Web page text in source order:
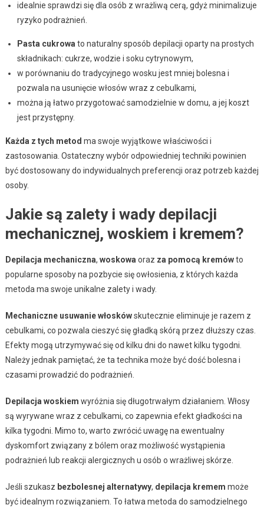
idealnie sprawdzi się dla osób z wrażliwą cerą, gdyż minimalizuje
ryzyko podrażnień.
Pasta cukrowa to naturalny sposób depilacji oparty na prostych
składnikach: cukrze, wodzie i soku cytrynowym,
w porównaniu do tradycyjnego wosku jest mniej bolesna i
pozwala na usunięcie włosów wraz z cebulkami,
można ją łatwo przygotować samodzielnie w domu, a jej koszt
jest przystępny.
Każda z tych metod ma swoje wyjątkowe właściwości i
zastosowania. Ostateczny wybór odpowiedniej techniki powinien
być dostosowany do indywidualnych preferencji oraz potrzeb każdej
osoby.
Jakie są zalety i wady depilacji
mechanicznej, woskiem i kremem?
Depilacja mechaniczna, woskowa oraz za pomocą kremówto
popularne sposoby na pozbycie się owłosienia, z których każda
metoda ma swoje unikalne zalety i wady.
Mechaniczne usuwanie włoskówskutecznie eliminuje je razem z
cebulkami, co pozwala cieszyć się gładką skórą przez dłuższy czas.
Efekty mogą utrzymywać się od kilku dni do nawet kilku tygodni.
Należy jednak pamiętać, że ta technika może być dość bolesna i
czasami prowadzić do podrażnień.
Depilacja woskiem wyróżnia się długotrwałym działaniem. Włosy
są wyrywane wraz z cebulkami, co zapewnia efekt gładkości na
kilka tygodni. Mimo to, warto zwrócić uwagę na ewentualny
dyskomfort związany z bólem oraz możliwość wystąpienia
podrażnień lub reakcji alergicznych u osób o wrażliwej skórze.
Jeśli szukasz bezbolesnej alternatywy, depilacja kremem może
być idealnym rozwiązaniem. To łatwa metoda do samodzielnego